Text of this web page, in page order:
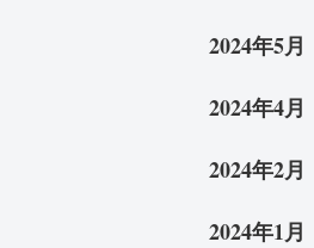
2024年5月
2024年4月
2024年2月
2024年1月